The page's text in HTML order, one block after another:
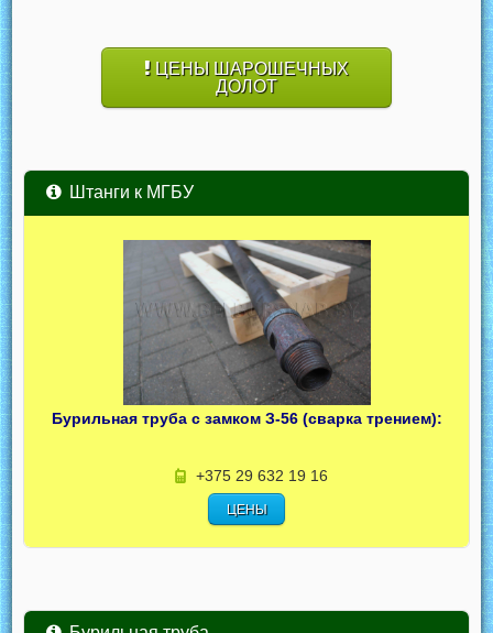
ЦЕНЫ ШАРОШЕЧНЫХ
ДОЛОТ
Штанги к МГБУ
Бурильная труба с замком З-56 (сварка трением):
+375 29 632 19 16
ЦЕНЫ